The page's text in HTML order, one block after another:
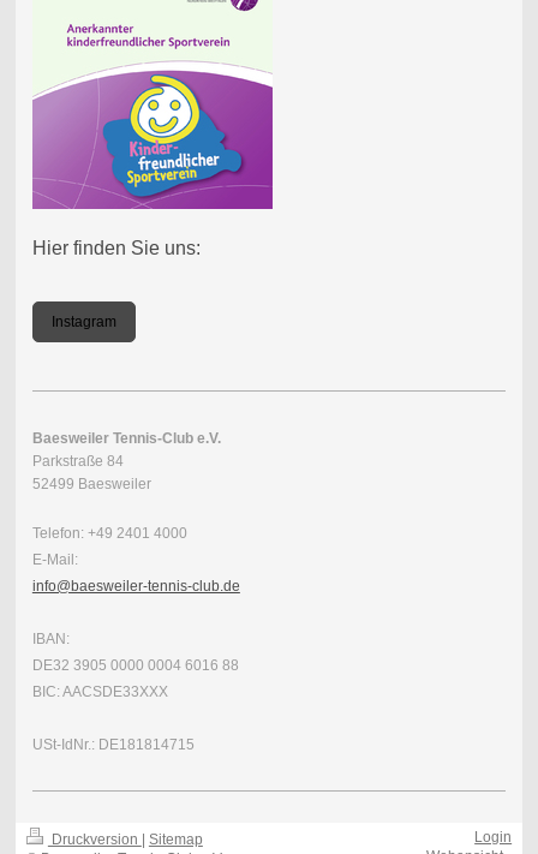
Hier finden Sie uns:
Instagram
Baesweiler Tennis-Club e.V.
Parkstraße 84
52499 Baesweiler
Telefon: +49 2401 4000
E-Mail:
info@baesweiler-tennis-club.de
IBAN:
DE32 3905 0000 0004 6016 88
BIC: AACSDE33XXX
USt-IdNr.: DE181814715
Druckversion
Sitemap
Login